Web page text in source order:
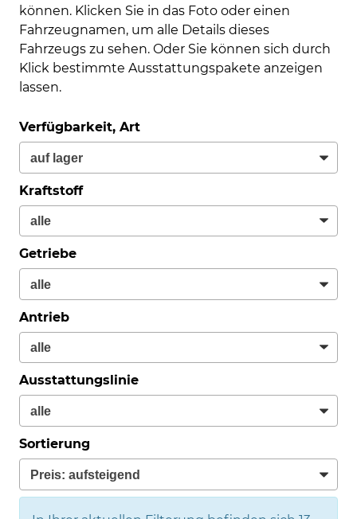
können. Klicken Sie in das Foto oder einen
Fahrzeugnamen, um alle Details dieses
Fahrzeugs zu sehen. Oder Sie können sich durch
Klick bestimmte Ausstattungspakete anzeigen
lassen.
Verfügbarkeit, Art
Kraftstoff
Getriebe
Antrieb
Ausstattungslinie
Sortierung